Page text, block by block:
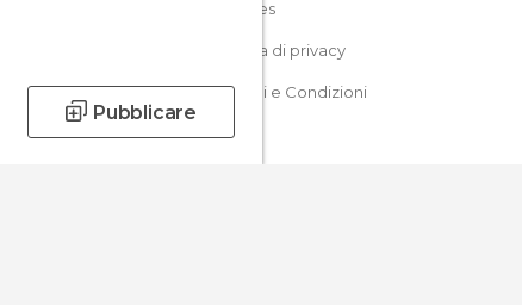
Pubblicare
Cookies
Politica di privacy
Termini e Condizioni